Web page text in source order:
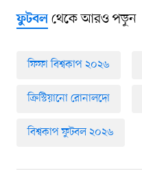
ফুটবলথেকে আরও পড়ুন
ফিফা বিশ্বকাপ ২০২৬
ক্রিস্টিয়ানো রোনালদো
বিশ্বকাপ ফুটবল ২০২৬